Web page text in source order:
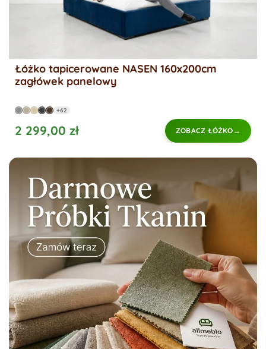
Łóżko tapicerowane NASEN 160x200cm
zagłówek panelowy
+62
2 299,00 zł ZOBACZ ŁÓŻKO